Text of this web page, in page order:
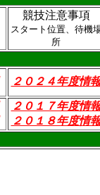
競技注意事項
スタート位置、待機
所
２０２４年度情
２０１７年度情
２０１８年度情